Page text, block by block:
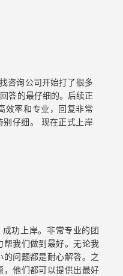
咨询公司开始打了很多
答的最仔细的。后续正
效率和专业，回复非常
别仔细。 现在正式上岸
有朋友的需要的话我也
功上岸。非常专业的团
帮我们做到最好。无论我
问题都是耐心解答。之
，他们都可以提供出最好